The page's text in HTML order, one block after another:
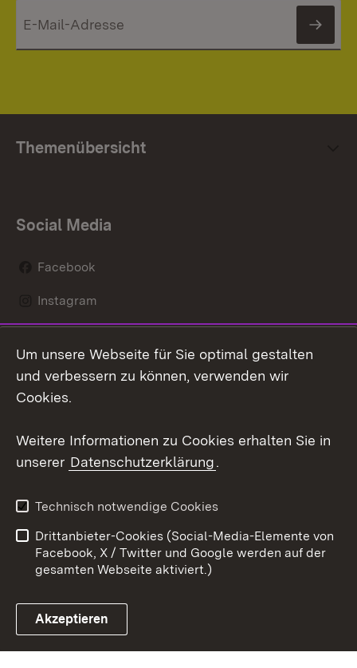
Themenübersicht
Social Media
Facebook
Instagram
Social Wall
Youtube
Link zum Landesportal
Kontakt
Datenschutz
Barrierefreiheit
Impressum Cookies
Um unsere Webseite für Sie optimal gestalten
und verbessern zu können, verwenden wir
Cookies.
Weitere Informationen zu Cookies erhalten Sie in
unserer Datenschutzerklärung.
Technisch notwendige Cookies
Drittanbieter-Cookies (Social-Media-Elemente von
Facebook, X / Twitter und Google werden auf der
gesamten Webseite aktiviert.)
Akzeptieren